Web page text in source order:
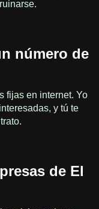
número de
fijas en internet. Yo
y tú te
de El